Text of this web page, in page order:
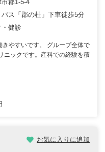
郡1-5-4
ス「郡の杜」下車徒歩5分
・健診
やすいです。 グループ全体で
ニックです。産科での経験を積
お気に入りに追加